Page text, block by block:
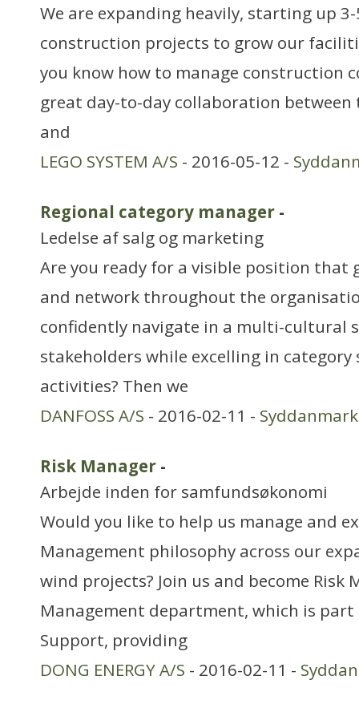
We are expanding heavily, starting up
construction projects to grow our
you know how to manage construction
great day-to-day collaboration
and
LEGO SYSTEM A/S - 2016-05-12 -
Regional category manager -
Ledelse af salg og marketing
Are you ready for a visible position that
and network throughout the
confidently navigate in a multi-cultural
stakeholders while excelling in
activities? Then we
DANFOSS A/S - 2016-02-11 - Syddanmark
Risk Manager -
Arbejde inden for samfundsøkonomi
Would you like to help us manage and
Management philosophy across our
wind projects? Join us and become Risk
Management department, which is part
Support, providing
DONG ENERGY A/S - 2016-02-11 -